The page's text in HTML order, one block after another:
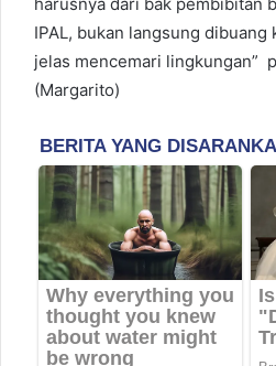
IPAL, bukan langsung
jelas mencemari lingkungan”
(Margarito)